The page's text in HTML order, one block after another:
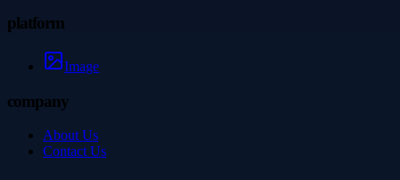
platform
Image
company
About Us
Contact Us